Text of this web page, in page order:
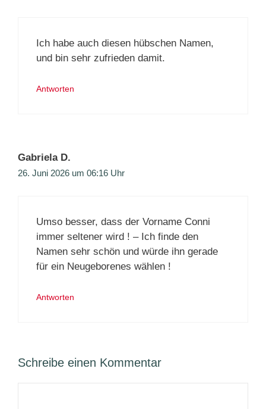
Ich habe auch diesen hübschen Namen,
und bin sehr zufrieden damit.
Antworten
Gabriela D.
26. Juni 2026 um 06:16 Uhr
Umso besser, dass der Vorname Conni
immer seltener wird ! – Ich finde den
Namen sehr schön und würde ihn gerade
für ein Neugeborenes wählen !
Antworten
Schreibe einen Kommentar